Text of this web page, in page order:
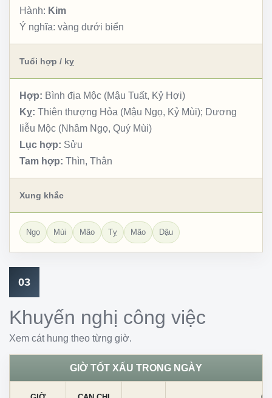
Hành: Kim
Ý nghĩa: vàng dưới biển
Tuổi hợp / kỵ
Hợp: Bình địa Mộc (Mậu Tuất, Kỷ Hợi)
Kỵ: Thiên thượng Hỏa (Mậu Ngọ, Kỷ Mùi); Dương
liễu Mộc (Nhâm Ngọ, Quý Mùi)
Lục hợp: Sửu
Tam hợp: Thìn, Thân
Xung khắc
Ngọ Mùi Mão Tỵ Mão Dậu
03
Khuyến nghị công việc
Xem cát hung theo từng giờ.
GIỜ TỐT XẤU TRONG NGÀY